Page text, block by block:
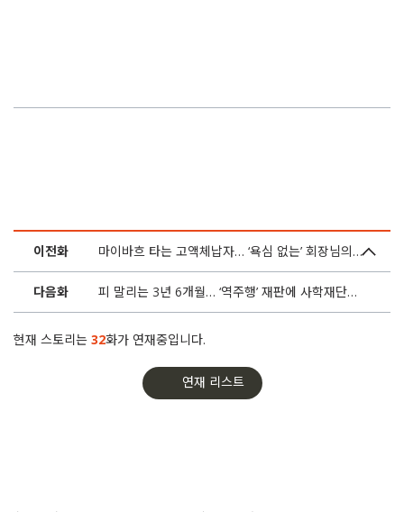
8화 기자에게 ‘경고’ 날리던 회장님, 결국 고소장을 보냈다
7화 우촌초, 교비로 ‘억대’ 리조트 회원권 사고 감사는 거부
이전화 마이바흐 타는 고액체납자… ‘욕심 없는’ 회장님의 기도
다음화 피 말리는 3년 6개월… ‘역주행’ 재판에 사학재단만 웃는다
현재 스토리는 32화가 연재중입니다.
연재 리스트